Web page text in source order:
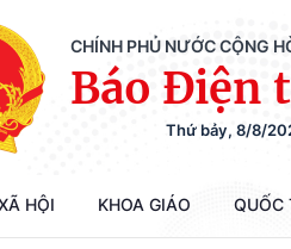
CHÍNH PHỦ NƯỚC CỘNG
Báo Điện
Thứ bảy, 8/8/
HỘI KHOA GIÁO QUỐC